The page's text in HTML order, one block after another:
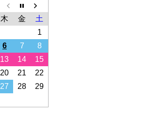
木 金
土
1
6 7
8
13 14
15
20 21
22
27 28
29